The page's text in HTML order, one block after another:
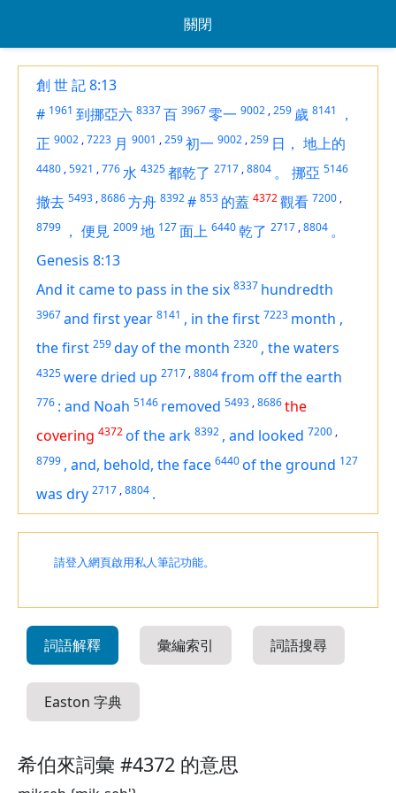
關閉
創 世 記 8:13
# 1961 到挪亞六 8337百 3967零一 9002 ,259 歲 8141
，
正 9002 ,7223 月 9001 ,259初一 9002 ,259 日， 地上的
4480 ,5921 ,776水 4325都乾了 2717 ,8804 。 挪亞 5146
撤去 5493 ,8686方舟 8392# 853 的蓋 4372觀看 7200 ,
8799 ， 便見 2009地 127面上 6440乾了 2717 ,8804 。
Genesis 8:13
And it came to pass in the six 8337 hundredth
3967and first year 8141 , in the first 7223 month ,
the first 259dayof the month 2320 , the waters
4325were dried up 2717 ,8804from off the earth
776 : and Noah 5146 removed 5493 ,8686the
covering 4372of the ark 8392 , and looked 7200 ,
8799 , and, behold, the face 6440of the ground 127
was dry 2717 ,8804 .
請登入網頁啟用私人筆記功能。
詞語解釋 彙編索引 詞語搜尋
Easton 字典
希伯來詞彙 #4372 的意思